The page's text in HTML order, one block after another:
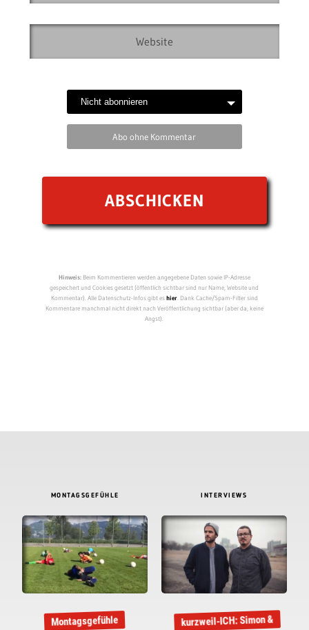
Abo ohne Kommentar
Hinweis:Beim Kommentieren werden angegebene Daten sowie IP-Adresse
gespeichert und Cookies gesetzt (öffentlich sichtbar sind nur Name, Website und
Kommentar). Alle Datenschutz-Infos gibt eshier. Dank Cache/Spam-Filter sind
Kommentare manchmal nicht direkt nach Veröffentlichung sichtbar (aber da, keine
Angst).
MONTAGSGEFÜHLE
Montagsgefühle
INTERVIEWS
kurzweil-ICH: Simon &